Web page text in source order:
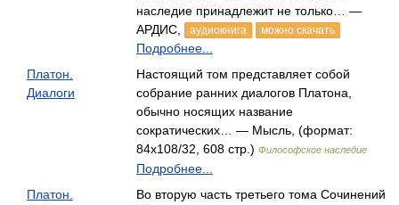
наследие принадлежит не только… —
АРДИС,
аудиокнига можно скачать
Подробнее...
Платон.
Диалоги
Настоящий том представляет собой
собрание ранних диалогов Платона,
обычно носящих название
сократических… — Мысль, (формат:
84x108/32, 608 стр.) Философское наследие
Подробнее...
Платон.
Во вторую часть третьего тома Сочинений